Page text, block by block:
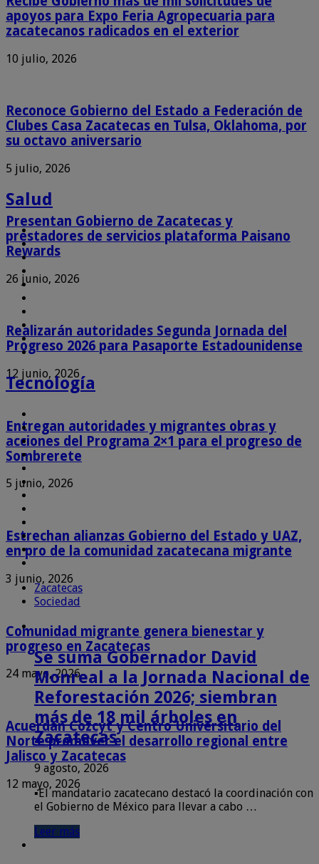
apoyos para Expo Feria Agropecuaria para
zacatecanos radicados en el exterior
10 julio, 2026
Reconoce Gobierno del Estado a Federación de
Clubes Casa Zacatecas en Tulsa, Oklahoma, por
su octavo aniversario
5 julio, 2026
Presentan Gobierno de Zacatecas y
prestadores de servicios plataforma Paisano
Rewards
26 junio, 2026
Realizarán autoridades Segunda Jornada del
Progreso 2026 para Pasaporte Estadounidense
12 junio, 2026
Entregan autoridades y migrantes obras y
acciones del Programa 2×1 para el progreso de
Sombrerete
5 junio, 2026
Estrechan alianzas Gobierno del Estado y UAZ,
en pro de la comunidad zacatecana migrante
3 junio, 2026
Comunidad migrante genera bienestar y
progreso en Zacatecas
24 mayo, 2026
Acuerdan Cozcyt y Centro Universitario del
Norte promover el desarrollo regional entre
Jalisco y Zacatecas
12 mayo, 2026
Salud
Tecnología
Zacatecas
Sociedad
Se suma Gobernador David
Monreal a la Jornada Nacional de
Reforestación 2026; siembran
más de 18 mil árboles en
Zacatecas
9 agosto, 2026
▪️El mandatario zacatecano destacó la coordinación con
el Gobierno de México para llevar a cabo …
Leer más